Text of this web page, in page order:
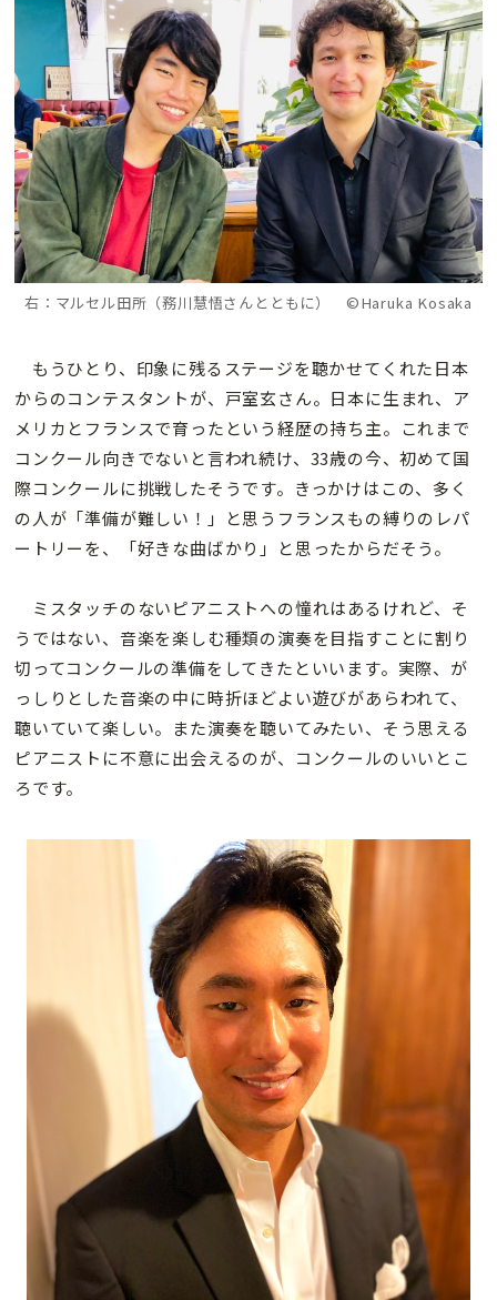
右：マルセル田所（務川慧悟さんとともに） ©Haruka Kosaka
もうひとり、印象に残るステージを聴かせてくれた日本
からのコンテスタントが、戸室玄さん。日本に生まれ、ア
メリカとフランスで育ったという経歴の持ち主。これまで
コンクール向きでないと言われ続け、33歳の今、初めて国
際コンクールに挑戦したそうです。きっかけはこの、多く
の人が「準備が難しい！」と思うフランスもの縛りのレパ
ートリーを、「好きな曲ばかり」と思ったからだそう。
ミスタッチのないピアニストへの憧れはあるけれど、そ
うではない、音楽を楽しむ種類の演奏を目指すことに割り
切ってコンクールの準備をしてきたといいます。実際、が
っしりとした音楽の中に時折ほどよい遊びがあらわれて、
聴いていて楽しい。また演奏を聴いてみたい、そう思える
ピアニストに不意に出会えるのが、コンクールのいいとこ
ろです。